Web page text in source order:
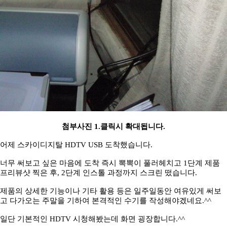
첨부사진 1.클릭시 확대됩니다.
어제 스카이디지탈 HDTV USB 도착했습니다.
너무 써보고 싶은 마음에 도착 즉시 뽁뽁이 풀러헤치고 1단계 제품
프리뷰샷 찍은 후, 2단계 인스톨 과정까지 스크린 떴습니다.
제품의 상세한 기능이나 기타 활용 등은 일주일동안 여유있게 써보
고 다가오는 주말을 기하여 본격적인 수기를 작성해야겠네요.^^
일단 기본적인 HDTV 시청해봤는데 화면 굉장합니다.^^